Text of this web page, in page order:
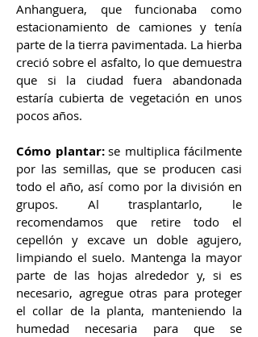
Anhanguera, que funcionaba como
estacionamiento de camiones y tenía
parte de la tierra pavimentada. La hierba
creció sobre el asfalto, lo que demuestra
que si la ciudad fuera abandonada
estaría cubierta de vegetación en unos
pocos años.
Cómo plantar: se multiplica fácilmente
por las semillas, que se producen casi
todo el año, así como por la división en
grupos. Al trasplantarlo, le
recomendamos que retire todo el
cepellón y excave un doble agujero,
limpiando el suelo. Mantenga la mayor
parte de las hojas alrededor y, si es
necesario, agregue otras para proteger
el collar de la planta, manteniendo la
humedad necesaria para que se